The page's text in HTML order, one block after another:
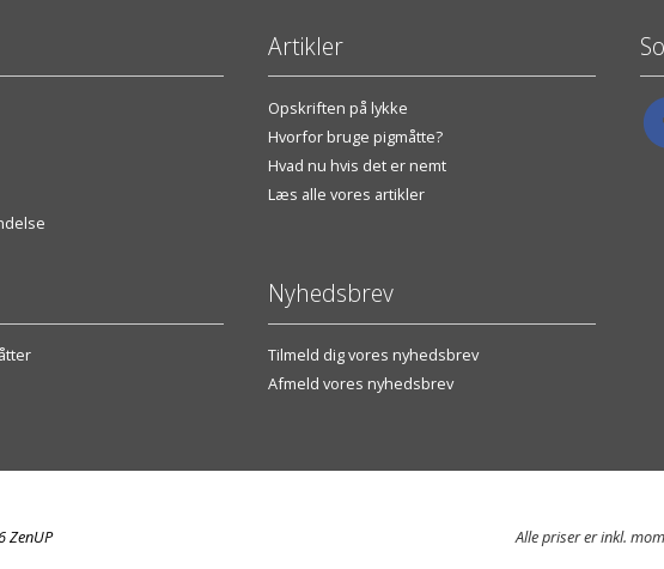
Artikler
Opskriften på lykke
Hvorfor bruge pigmåtte?
Hvad nu hvis det er nemt
Læs alle vores artikler
Nyhedsbrev
Tilmeld dig vores nyhedsbrev
Afmeld vores nyhedsbrev
Alle priser er inkl.
ZenUP